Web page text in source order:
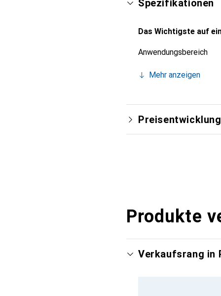
Spezifikationen
Das Wichtigste auf
Anwendungsbereich
Mehr anzeigen
Preisentwicklung
Produkte
Verkaufsrang in